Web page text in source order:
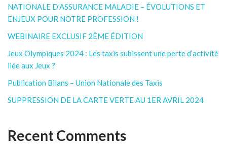
NATIONALE D’ASSURANCE MALADIE – ÉVOLUTIONS ET
ENJEUX POUR NOTRE PROFESSION !
WEBINAIRE EXCLUSIF 2ÈME ÉDITION
Jeux Olympiques 2024 : Les taxis subissent une perte d’activité
liée aux Jeux ?
Publication Bilans – Union Nationale des Taxis
SUPPRESSION DE LA CARTE VERTE AU 1ER AVRIL 2024
Recent Comments